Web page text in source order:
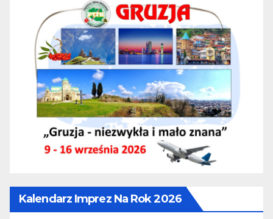
Kalendarz Imprez Na Rok 2026